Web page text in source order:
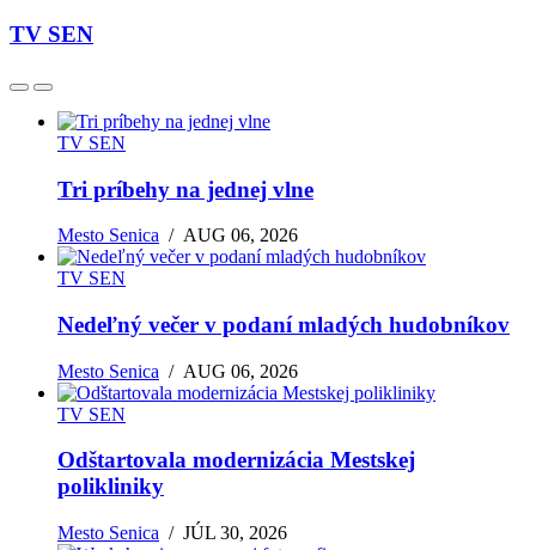
TV SEN
TV SEN
Tri príbehy na jednej vlne
Mesto Senica /AUG 06, 2026
TV SEN
Nedeľný večer v podaní mladých hudobníkov
Mesto Senica /AUG 06, 2026
TV SEN
Odštartovala modernizácia Mestskej
polikliniky
Mesto Senica /JÚL 30, 2026